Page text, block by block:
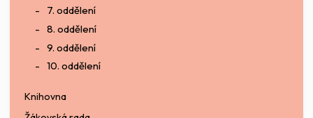
7. oddělení
8. oddělení
9. oddělení
10. oddělení
Knihovna